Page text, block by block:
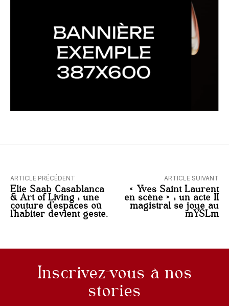
ARTICLE PRÉCÉDENT
Elie Saab Casablanca
& Art of Living : une
couture d’espaces où
l’habiter devient geste.
ARTICLE SUIVANT
« Yves Saint Laurent
en scène » : un acte II
magistral se joue au
mYSLm
Inscrivez-vous à nos
stories